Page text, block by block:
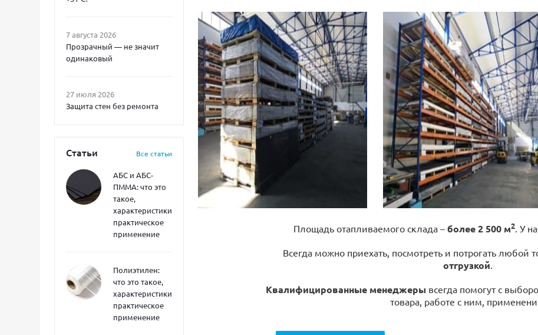
7 августа 2026
Прозрачный — не значит
одинаковый
27 июля 2026
Защита стен без ремонта
Статьи Все статьи
АБС и АБС-
ПММА: что это
такое,
характеристики,
практическое
применение
Полиэтилен:
что это такое,
характеристики,
практическое
применение
Площадь отапливаемого склада – более 2 500 м2. У
Всегда можно приехать, посмотреть и потрогать любой
отгрузкой.
Квалифицированные менеджеры всегда помогут с
товара, работе с ним,